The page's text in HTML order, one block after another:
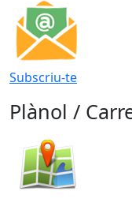
Subscriu-te
Plànol /